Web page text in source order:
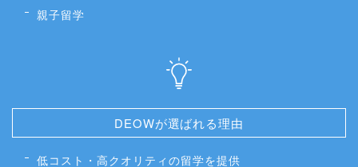
親子留学
DEOWが選ばれる理由
低コスト・高クオリティの留学を提供